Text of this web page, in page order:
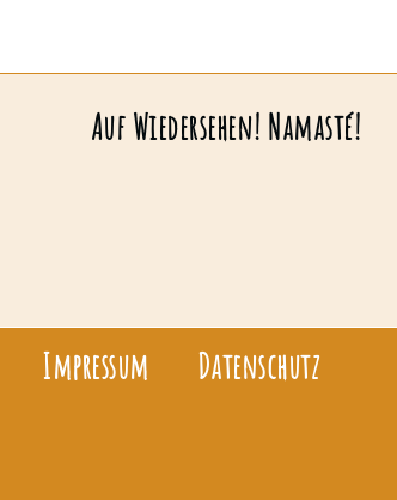
Auf Wiedersehen! Namasté!
Impressum Datenschutz